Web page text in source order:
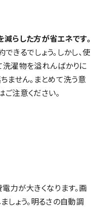
らした方が省エネです。
きるでしょう。しかし、使
洗濯物を溢れんばかりに
ません。まとめて洗う意
注意ください。
力が大きくなります。画
しょう。明るさの自動調